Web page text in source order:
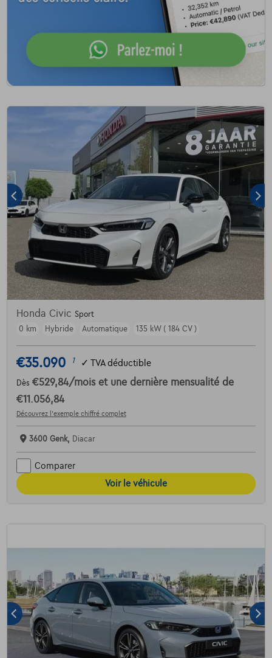
Honda Civic Sport
0 km
Hybride Automatique 135 kW ( 184 CV )
€35.090 1 ✓ TVA déductible
Dès €529,84/mois et une dernière mensualité de
€11.056,84
Découvrez l’exemple chiffré complet
3600 Genk, Diacar
Comparer
Voir le véhicule